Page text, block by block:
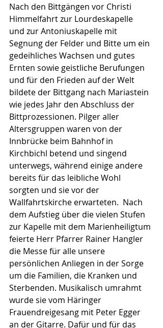
Nach den Bittgängen vor Christi
Himmelfahrt zur Lourdeskapelle
und zur Antoniuskapelle mit
Segnung der Felder und Bitte um ein
gedeihliches Wachsen und gutes
Ernten sowie geistliche Berufungen
und für den Frieden auf der Welt
bildete der Bittgang nach Mariastein
wie jedes Jahr den Abschluss der
Bittprozessionen. Pilger aller
Altersgruppen waren von der
Innbrücke beim Bahnhof in
Kirchbichl betend und singend
unterwegs, während einige andere
bereits für das leibliche Wohl
sorgten und sie vor der
Wallfahrtskirche erwarteten.  Nach
dem Aufstieg über die vielen Stufen
zur Kapelle mit dem Marienheiligtum
feierte Herr Pfarrer Rainer Hangler
die Messe für alle unsere
persönlichen Anliegen in der Sorge
um die Familien, die Kranken und
Sterbenden. Musikalisch umrahmt
wurde sie vom Häringer
Frauendreigesang mit Peter Egger
an der Gitarre. Dafür und für das